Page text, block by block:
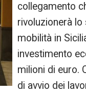
collegamento
rivoluzionerà lo
mobilità in
investimento
milioni di euro.
di avvio dei